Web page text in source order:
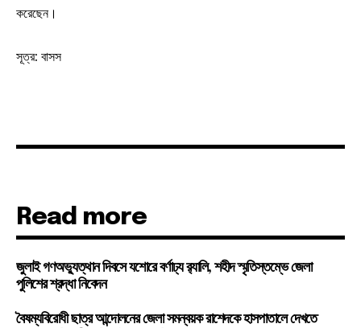
করেছেন।
সূত্র: বাসস
Read more
জুলাই গণঅভ্যুত্থান দিবসে যশোরে বর্ণাঢ্য র‍্যালি, শহীদ স্মৃতিস্তম্ভে জেলা
পুলিশের শ্রদ্ধা নিবেদন
বৈষম্যবিরোধী ছাত্র আন্দোলনের জেলা সমন্বয়ক রাশেদকে হাসপাতালে দেখতে